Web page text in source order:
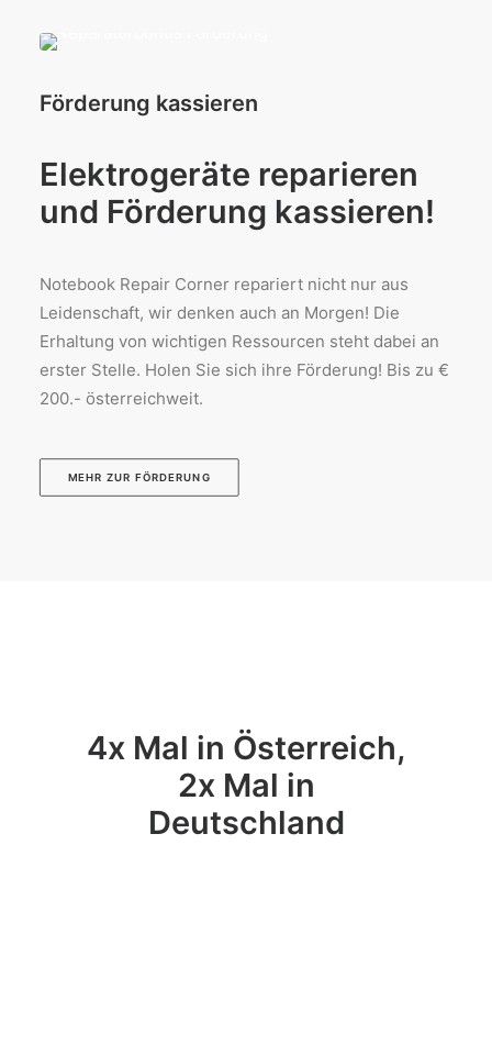
Förderung kassieren
Elektrogeräte reparieren
und Förderung kassieren!
Notebook Repair Corner repariert nicht nur aus
Leidenschaft, wir denken auch an Morgen! Die
Erhaltung von wichtigen Ressourcen steht dabei an
erster Stelle. Holen Sie sich ihre Förderung! Bis zu €
200.- österreichweit.
MEHR ZUR FÖRDERUNG
4x Mal in Österreich,
2x Mal in
Deutschland